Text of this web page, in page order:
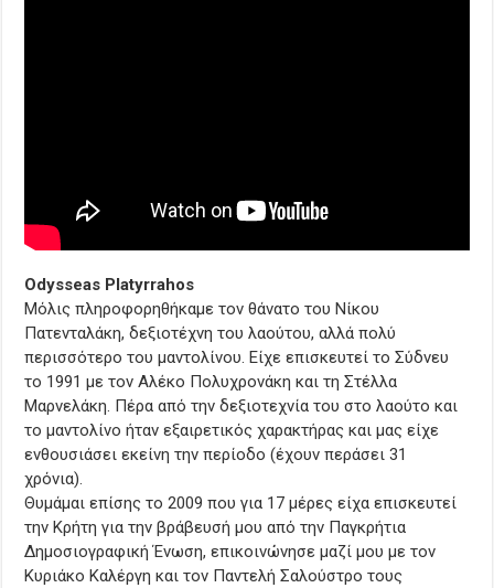
Odysseas Platyrrahos
Μόλις πληροφορηθήκαμε τον θάνατο του Νίκου
Πατενταλάκη, δεξιοτέχνη του λαούτου, αλλά πολύ
περισσότερο του μαντολίνου. Είχε επισκευτεί το Σύδνευ
το 1991 με τον Αλέκο Πολυχρονάκη και τη Στέλλα
Μαρνελάκη. Πέρα από την δεξιοτεχνία του στο λαούτο και
το μαντολίνο ήταν εξαιρετικός χαρακτήρας και μας είχε
ενθουσιάσει εκείνη την περίοδο (έχουν περάσει 31
χρόνια).
Θυμάμαι επίσης το 2009 που για 17 μέρες είχα επισκευτεί
την Κρήτη για την βράβευσή μου από την Παγκρήτια
Δημοσιογραφική Ένωση, επικοινώνησε μαζί μου με τον
Κυριάκο Καλέργη και τον Παντελή Σαλούστρο τους